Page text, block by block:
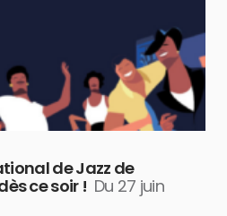
de Jazz de
ce soir ! Du 27 juin